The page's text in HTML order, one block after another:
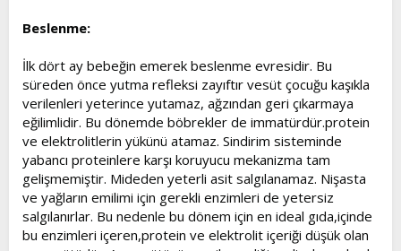
Beslenme:
İlk dört ay bebeğin emerek beslenme evresidir. Bu
süreden önce yutma refleksi zayıftır vesüt çocuğu kaşıkla
verilenleri yeterince yutamaz, ağzından geri çıkarmaya
eğilimlidir. Bu dönemde böbrekler de immatürdür.protein
ve elektrolitlerin yükünü atamaz. Sindirim sisteminde
yabancı proteinlere karşı koruyucu mekanizma tam
gelişmemiştir. Mideden yeterli asit salgılanamaz. Nişasta
ve yağların emilimi için gerekli enzimleri de yetersiz
salgılanırlar. Bu nedenle bu dönem için en ideal gıda,içinde
bu enzimleri içeren,protein ve elektrolit içeriği düşük olan